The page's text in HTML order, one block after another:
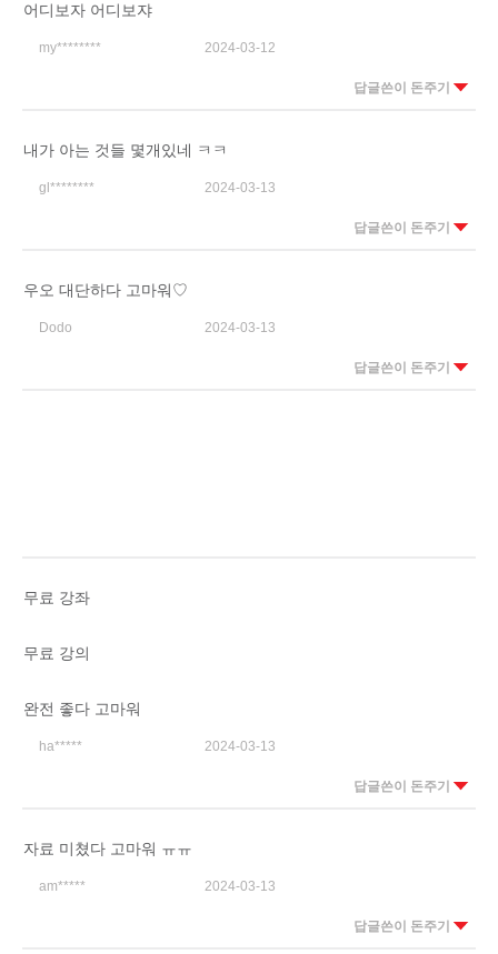
어디보자 어디보쟈
my******** 2024-03-12
답글쓴이 돈주기
내가 아는 것들 몇개있네 ㅋㅋ
gl******** 2024-03-13
답글쓴이 돈주기
우오 대단하다 고마워♡
Dodo 2024-03-13
답글쓴이 돈주기
무료 강좌
무료 강의
완전 좋다 고마워
ha***** 2024-03-13
답글쓴이 돈주기
자료 미쳤다 고마워 ㅠㅠ
am***** 2024-03-13
답글쓴이 돈주기